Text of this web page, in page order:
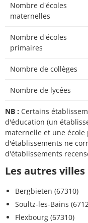
Nombre d'écoles
maternelles
Nombre d'écoles
primaires
Nombre de collèges
Nombre de lycées
NB : Certains
d'éducation (un
maternelle et une école
d'établissements ne
d'établissements
Les autres
Bergbieten (67310)
Soultz-les-Bains
Flexbourg (67310)